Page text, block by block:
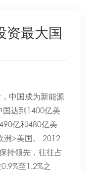
资最大国
中国成为新能源
达到1400亿美
亿和480亿美
洲>美国。 2012
持领先，往往占
至1.2%之